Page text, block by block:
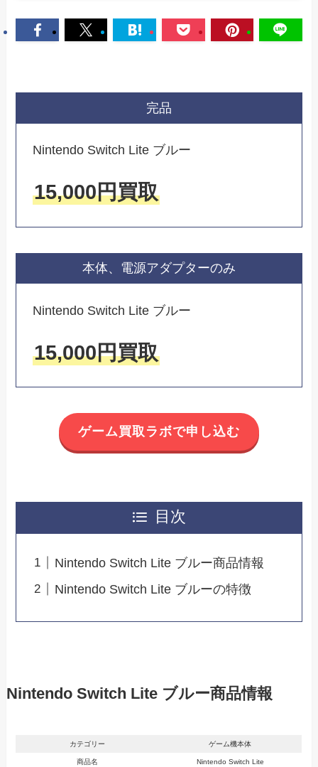
完品
Nintendo Switch Lite ブルー
15,000円買取
本体、電源アダプターのみ
Nintendo Switch Lite ブルー
15,000円買取
ゲーム買取ラボで申し込む
目次
Nintendo Switch Lite ブルー商品情報
Nintendo Switch Lite ブルーの特徴
Nintendo Switch Lite ブルー商品情報
カテゴリー ゲーム機本体
商品名 Nintendo Switch Lite